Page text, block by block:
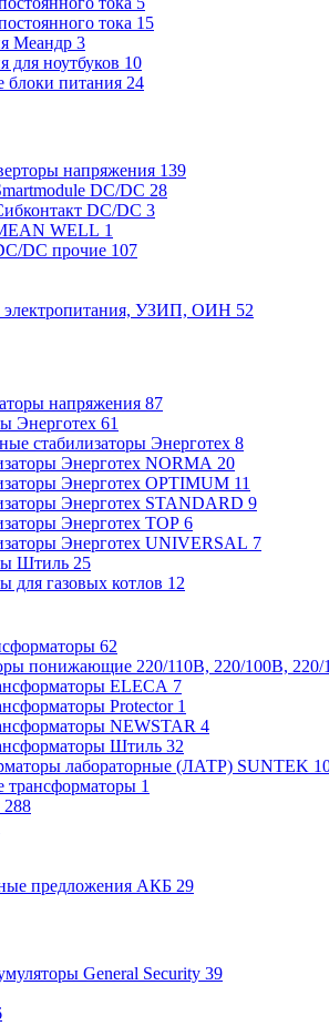
тока 15
Меандр 3
для ноутбуков 10
блоки питания 24
напряжения 139
DC/DC 28
DC/DC 3
WELL 1
DC прочие 107
электропитания, УЗИП, ОИН 52
напряжения 87
Энерготех 61
стабилизаторы Энерготех 8
Энерготех NORMA 20
Энерготех OPTIMUM 11
Энерготех STANDARD 9
Энерготех TOP 6
Энерготех UNIVERSAL 7
Штиль 25
для газовых котлов 12
62
понижающие 220/110В, 220/100В, 220/
ELECA 7
Protector 1
NEWSTAR 4
Штиль 32
лабораторные (ЛАТР) SUNTEK
трансформаторы 1
288
предложения АКБ 29
General Security 39